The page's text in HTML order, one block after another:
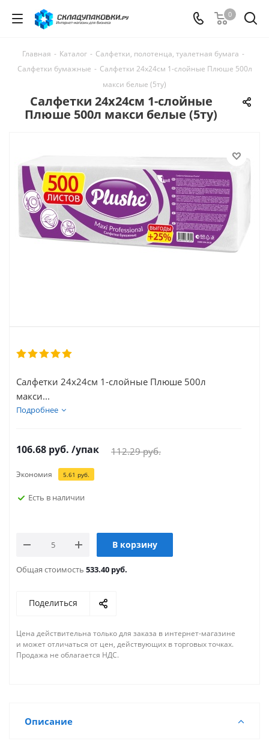
0
Главная - Каталог - Салфетки, полотенца, туалетная бумага -
Салфетки бумажные - Салфетки 24х24см 1-слойные Плюше 500л
макси белые (5ту)
Салфетки 24х24см 1-слойные
Плюше 500л макси белые (5ту)
Салфетки 24х24см 1-слойные Плюше 500л
макси...
Подробнее
106.68 руб. /упак 112.29руб.
Экономия 5.61 руб.
Есть в наличии
В корзину
Общая стоимость 533.40 руб.
Поделиться
Цена действительна только для заказа в интернет-магазине
и может отличаться от цен, действующих в торговых точках.
Продажа не облагается НДС.
Описание